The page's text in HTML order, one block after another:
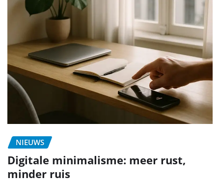
NIEUWS
Digitale minimalisme: meer rust,
minder ruis